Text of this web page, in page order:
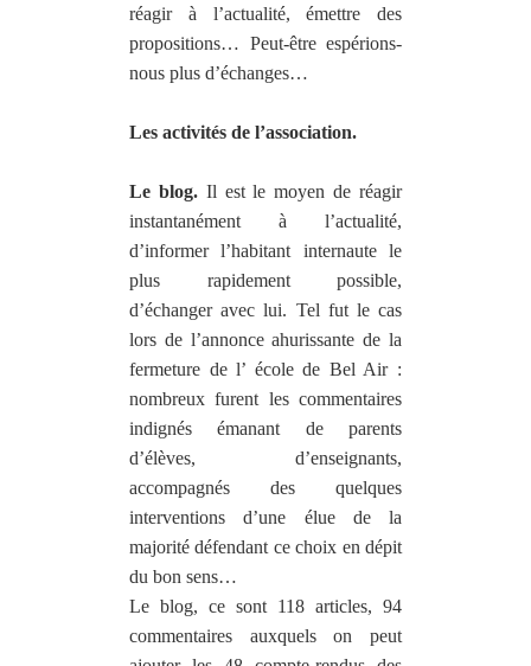
réagir à l’actualité, émettre des
propositions… Peut-être espérions-
nous plus d’échanges…
Les activités de l’association.
Le blog. Il est le moyen de réagir
instantanément à l’actualité,
d’informer l’habitant internaute le
plus rapidement possible,
d’échanger avec lui. Tel fut le cas
lors de l’annonce ahurissante de la
fermeture de l’ école de Bel Air :
nombreux furent les commentaires
indignés émanant de parents
d’élèves, d’enseignants,
accompagnés des quelques
interventions d’une élue de la
majorité défendant ce choix en dépit
du bon sens…
Le blog, ce sont 118 articles, 94
commentaires auxquels on peut